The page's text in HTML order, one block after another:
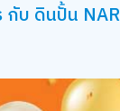
กับ ดินปั้น